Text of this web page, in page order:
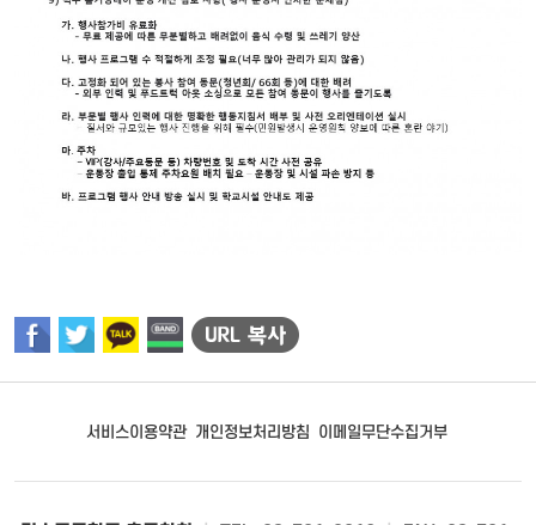
서비스이용약관 개인정보처리방침 이메일무단수집거부